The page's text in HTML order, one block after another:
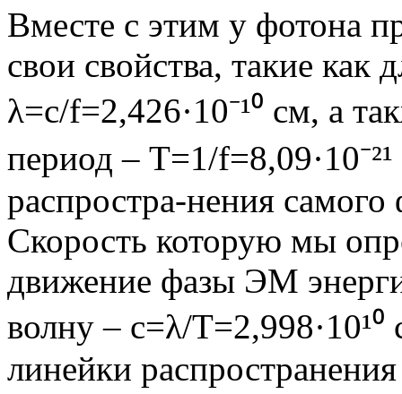
Вместе с этим у фотона
свои свойства, такие как
λ=с/f=2,426·10⁻¹⁰ см, а
период – Т=1/
распростра-нения самого
Скорость которую мы
движение фазы ЭМ
волну – с=λ/
линейки